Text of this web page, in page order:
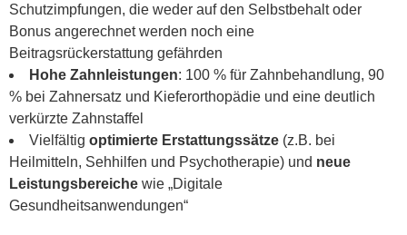
Schutzimpfungen, die weder auf den Selbstbehalt oder
Bonus angerechnet werden noch eine
Beitragsrückerstattung gefährden
Hohe Zahnleistungen: 100 % für Zahnbehandlung, 90
% bei Zahnersatz und Kieferorthopädie und eine deutlich
verkürzte Zahnstaffel
Vielfältig optimierte Erstattungssätze (z.B. bei
Heilmitteln, Sehhilfen und Psychotherapie) und neue
Leistungsbereiche wie „Digitale
Gesundheitsanwendungen“